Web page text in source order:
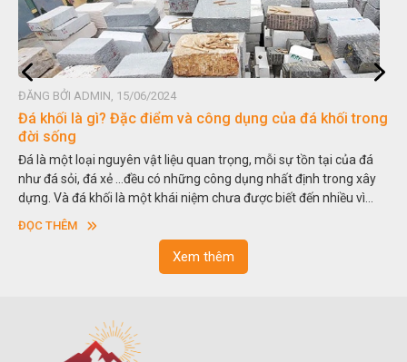
ĐĂNG BỞI HOÀNG GIA PHÁT, 14/06/2024
Lựa chọn đá granite hay marble để lát nền là tốt nhất?
Có thể bạn chưa biết, việc chọn đúng nguyên vật liệu ốp lát quyết
định đến 80% vẻ đẹp của ngôi nhà. Đối với hạng mục lát nền sau
khi đã thi công xong phần thô, ngày nay người ta thường dùng đá
tự nhiên lát nền khá phổ biến. Thế nhưng gia chủ luôn phân vân
giữa việc lựa chọn đá granite hay đá marble lát nền, loại đá nào
tốt hơn? Để làm rõ hơn những thắc mắc, dưới đây chúng tôi sẽ đi
sâu vào phân tích từng loại đá để giúp các gia chủ có cái nhìn
ĐỌC THÊM
Xem thêm